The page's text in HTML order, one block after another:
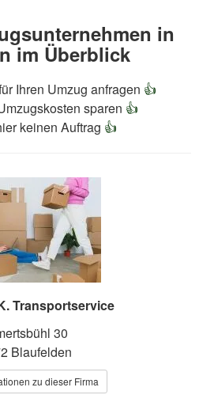
in
im Überblick
Ihren Umzug anfragen 👍
sparen 👍
keinen Auftrag 👍
Transportservice
30
Blaufelden
zu dieser Firma